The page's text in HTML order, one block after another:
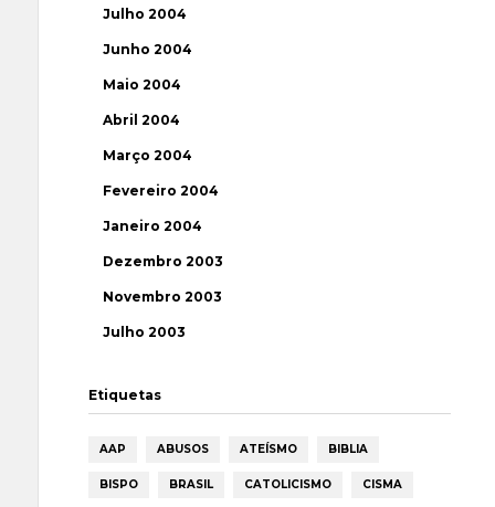
Julho 2004
Junho 2004
Maio 2004
Abril 2004
Março 2004
Fevereiro 2004
Janeiro 2004
Dezembro 2003
Novembro 2003
Julho 2003
Etiquetas
AAP ABUSOS ATEÍSMO BIBLIA
BISPO BRASIL CATOLICISMO CISMA